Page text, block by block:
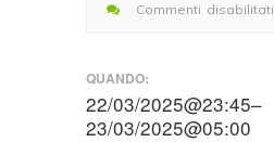
Commenti disabilitati
GOLOSO
DI
SABATO
QUANDO:
22/03/2025@23:45–
23/03/2025@05:00